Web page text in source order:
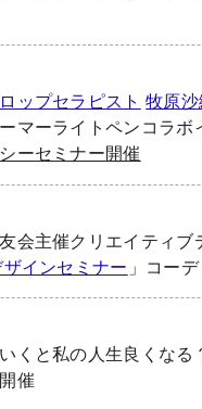
ップセラピスト 牧原
マーライトペンコラボ
ーセミナー開催
会主催クリエイティブ
ザインセミナー 」コー
くと私の人生良くなる
催